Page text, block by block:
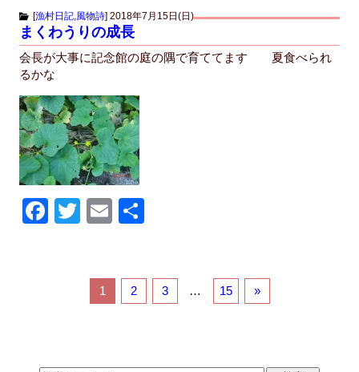
c
e
b
o
o
k
tt
er
ail
[漁村日記,風物詩] 2018年7月15日(日)
まくわうりの成長
会長が大事に記念館の庭の隅で育ててます 夏食べられ
るかな
F
o
T
er
E
1 2 3 … 15 »